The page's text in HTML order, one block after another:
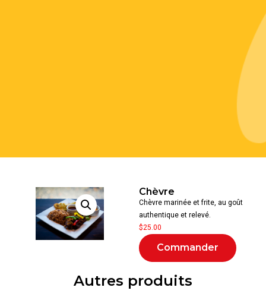
Chèvre
Chèvre marinée et frite, au goût
authentique et relevé.
$25.00
Commander
Autres produits